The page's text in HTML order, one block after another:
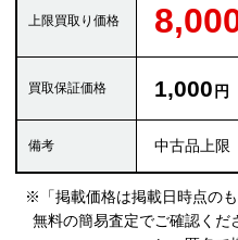
1,000
中古品上限
※「掲載価格は掲載日時点の
無料の簡易査定でご確認くだ